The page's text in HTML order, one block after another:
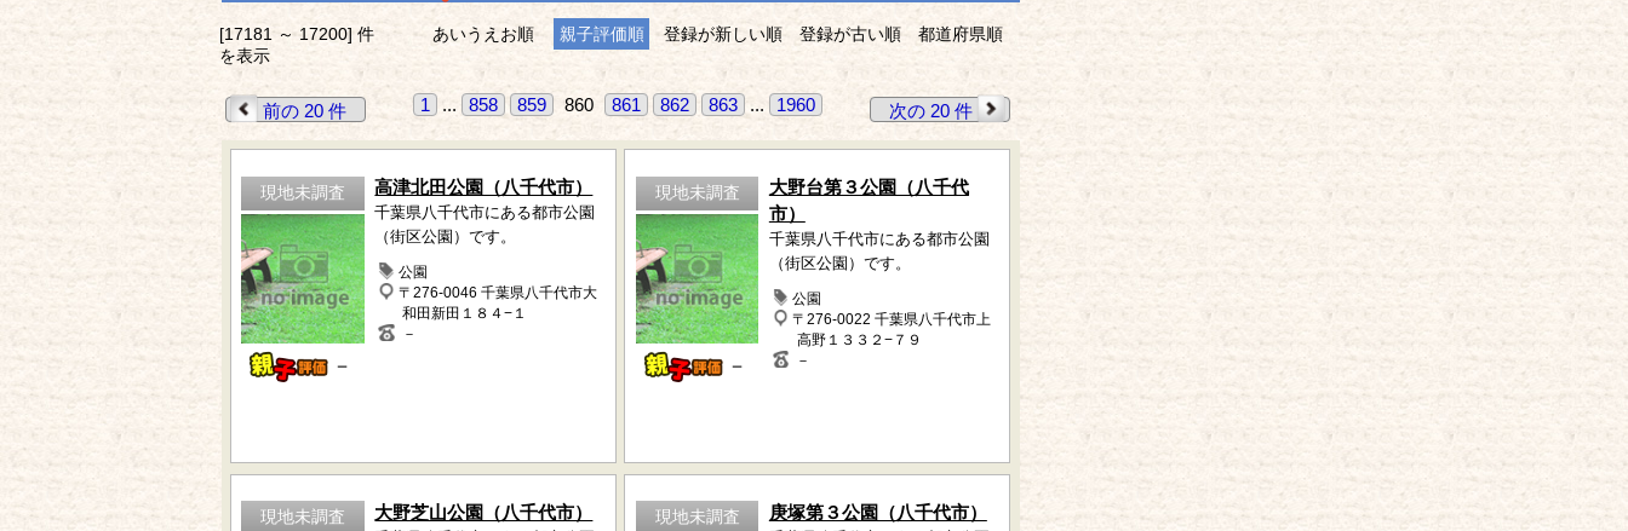
[17181 ～ 17200] 件
を表示
あいうえお順 親子評価順 登録が新しい順 登録が古い順 都道府県順
前の 20 件 1 ... 858 859 860 861 862 863 ... 1960 次の 20 件
現地未調査
－
高津北田公園（八千代市）
千葉県八千代市にある都市公園
（街区公園）です。
公園
〒276-0046 千葉県八千代市大
和田新田１８４−１
－
現地未調査
－
大野台第３公園（八千代
市）
千葉県八千代市にある都市公園
（街区公園）です。
公園
〒276-0022 千葉県八千代市上
高野１３３２−７９
－
現地未調査 大野芝山公園（八千代市） 現地未調査 庚塚第３公園（八千代市）